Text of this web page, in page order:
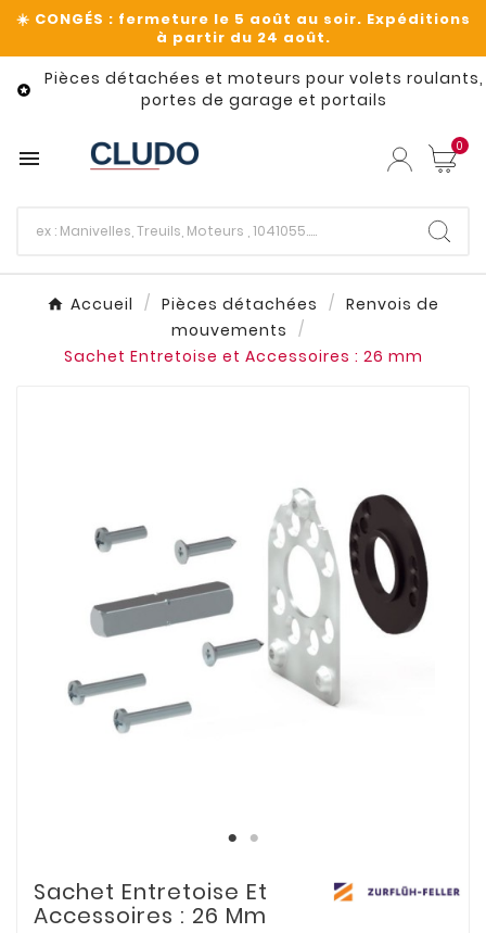

Pièces détachées et moteurs pour volets roulants,
portes de garage et portails
 0
Accueil Pièces détachées
Renvois de
mouvements
Sachet Entretoise et Accessoires : 26 mm
Sachet Entretoise Et
Accessoires : 26 Mm